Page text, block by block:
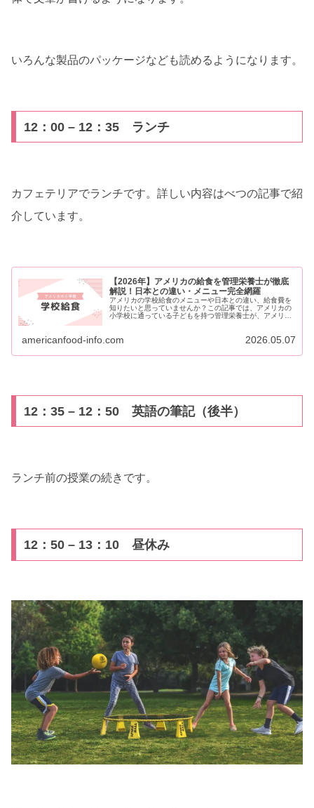
いろんな製品のパッケージなども読めるようになります。
12：00 – 12：35 ランチ
カフェテリアでランチです。詳しい内容はべつの記事で紹
介しています。
【2026年】アメリカの給食を管理栄養士が徹底
解説！日本との違い・メニュー完全網羅
アメリカの学校給食のメニューや日本との違い、給食費を
知りたいと思っていませんか？この記事では、アメリカの
小学校に通っている子どもを持つ管理栄養士が、アメリカ
americanfood-info.com 2026.05.07
12：35 – 12：50 英語の筆記（後半）
ランチ前の授業の続きです。
12：50 – 13：10 昼休み